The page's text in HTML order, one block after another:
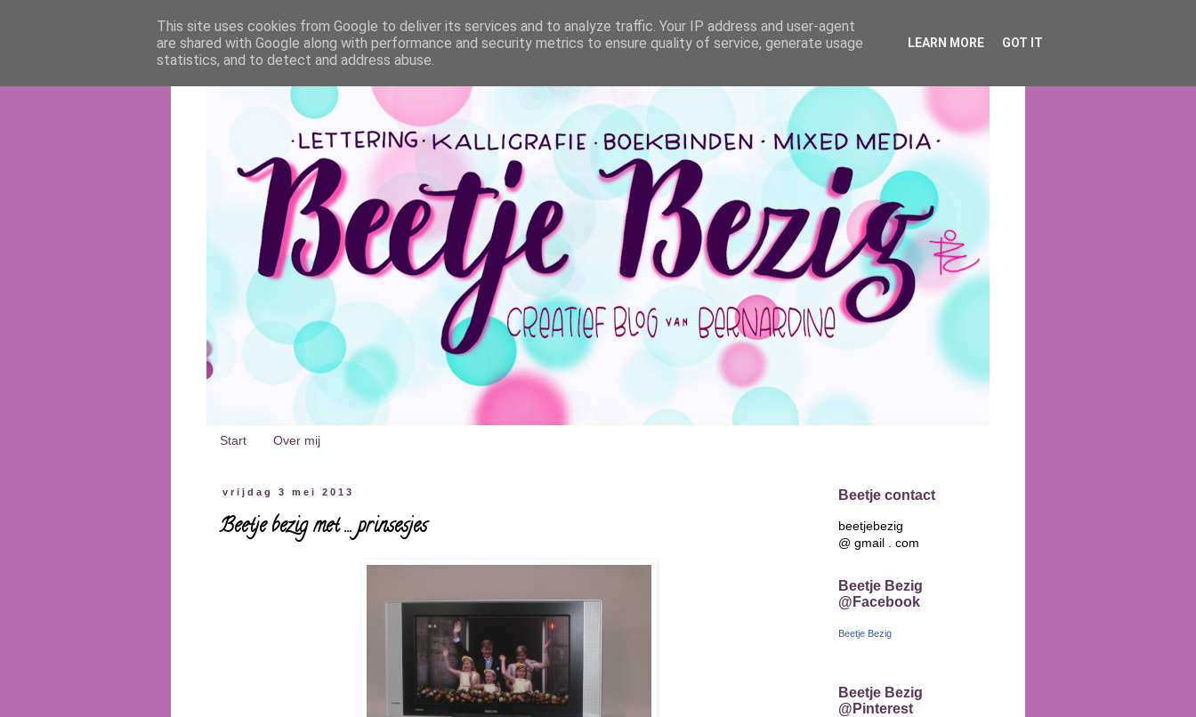
Start Over mij
vrijdag 3 mei 2013
Beetje bezig met ... prinsesjes
Beetje contact
beetjebezig
@ gmail . com
Beetje Bezig
@Facebook
Beetje Bezig
Beetje Bezig
@Pinterest
This site uses cookies from Google to deliver its services and to analyze traffic. Your IP address and user-agent
are shared with Google along with performance and security metrics to ensure quality of service, generate usage
statistics, and to detect and address abuse.
LEARN MORE GOT IT